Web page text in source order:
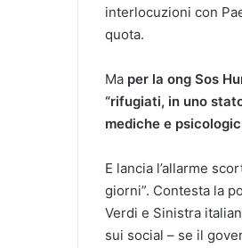
interlocuzioni con
quota.
Ma per la ong Sos
“rifugiati, in uno
mediche e
E lancia l’allarme
giorni”. Contesta la
Verdi e Sinistra
sui social – se il